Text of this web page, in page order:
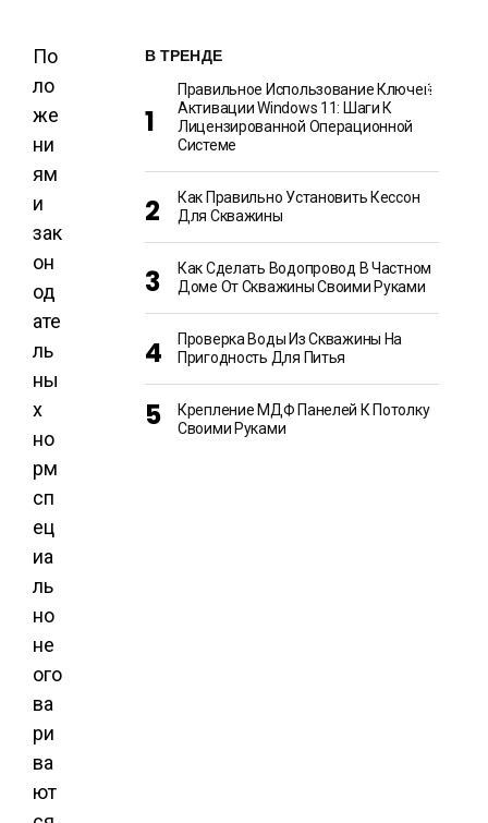
Е
По
ло
же
ни
ям
и
зак
он
од
ате
ль
ны
х
но
рм
сп
ец
иа
ль
но
не
ого
ва
ри
ва
ют
В ТРЕНДЕ
Правильное Использование Ключей
Активации Windows 11: Шаги К
Лицензированной Операционной
Системе
Как Правильно Установить Кессон
Для Скважины
Как Сделать Водопровод В Частном
Доме От Скважины Своими Руками
Проверка Воды Из Скважины На
Пригодность Для Питья
Крепление МДФ Панелей К Потолку
Своими Руками